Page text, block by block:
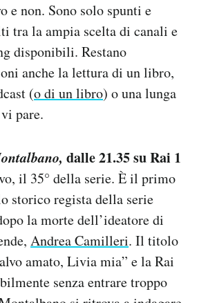
e non. Sono solo spunti e
tra la ampia scelta di canali e
disponibili. Restano
anche la lettura di un libro,
(o di un libro) o una lunga
pare.
dalle 21.35 su Rai 1
il 35° della serie. È il primo
storico regista della serie
la morte dell’ideatore di
Andrea Camilleri. Il titolo
amato, Livia mia” e la Rai
senza entrare troppo